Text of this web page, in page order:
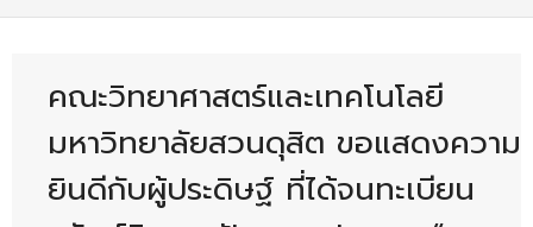
- - สำนักงานคณะวิทยาศาสตร์และเทคโนโลยี
- วิทยาศาสตรบัณฑิต
คณะวิทยาศาสตร์และเทคโนโลยี
มหาวิทยาลัยสวนดุสิต ขอแสดงความ
ยินดีกับผู้ประดิษฐ์ ที่ได้จนทะเบียน